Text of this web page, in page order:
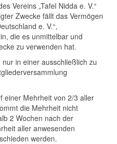
Vereins „Tafel Nidda e. V.“
Zwecke fällt das Vermögen
e. V.“,
die es unmittelbar und
zu verwenden hat.
in einer ausschließlich zu
einer Mehrheit von 2/3 aller
die Mehrheit nicht
2 Wochen nach der
aller anwesenden
werden.